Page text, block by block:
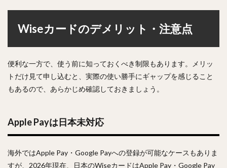
Wiseカードのデメリット・注意点
便利な一方で、使う前に知っておくべき制限もあります。メリッ
トだけ見て申し込むと、実際の使い勝手にギャップを感じること
もあるので、あらかじめ確認しておきましょう。
Apple Payは日本未対応
海外ではApple Pay・Google Payへの登録が可能なケースもありま
すが、2026年現在、日本のWiseカードはApple Pay・Google Pay